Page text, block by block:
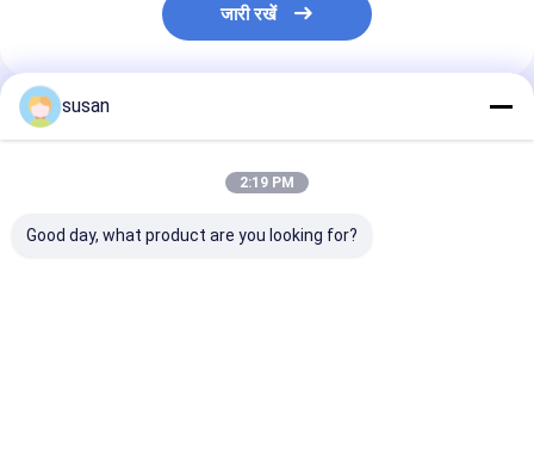
जारी रखें
अनुशंसित उत्पाद
susan
2:19 PM
Good day, what product are you looking for?